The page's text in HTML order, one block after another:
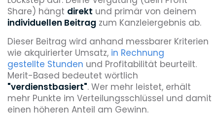
Share) hängt direkt und primär von deinem
individuellen Beitrag zum Kanzleiergebnis ab.
Dieser Beitrag wird anhand messbarer Kriterien
wie akquirierter Umsatz, in Rechnung
gestellte Stunden und Profitabilität beurteilt.
Merit-Based bedeutet wörtlich
"verdienstbasiert". Wer mehr leistet, erhält
mehr Punkte im Verteilungsschlüssel und damit
einen höheren Anteil am Gewinn.